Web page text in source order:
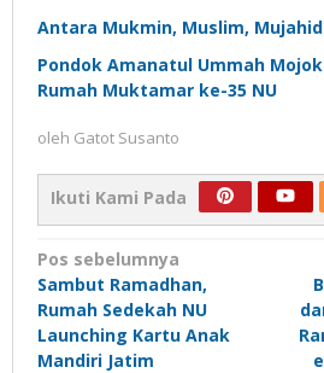
Antara Mukmin, Muslim,
Pondok Amanatul Ummah
Rumah Muktamar ke-35 NU
oleh Gatot Susanto
Ikuti Kami Pada
Navigasi
pos
Pos sebelumnya
Sambut Ramadhan,
Rumah Sedekah NU
Launching Kartu Anak
Mandiri Jatim